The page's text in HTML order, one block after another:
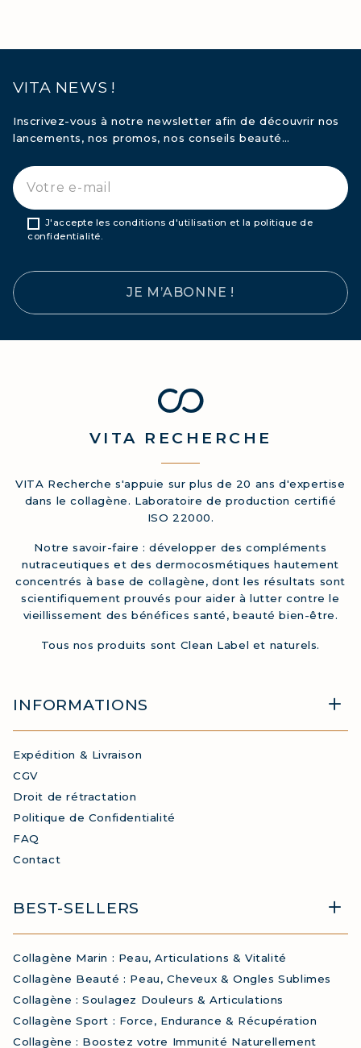
RAFFERMISSEZ VOTRE CORPS
CROISSANCE & FORCE
IMMUNITÉ NATURELLEMENT
VITA NEWS !
Inscrivez-vous à notre newsletter afin de découvrir nos
lancements, nos promos, nos conseils beauté…
J'accepte les conditions d'utilisation et la politique de
confidentialité.
JE M’ABONNE !
VITA RECHERCHE
VITA Recherche s'appuie sur plus de 20 ans d'expertise
dans le collagène. Laboratoire de production certifié
ISO 22000.
Notre savoir-faire : développer des compléments
nutraceutiques et des dermocosmétiques hautement
concentrés à base de collagène, dont les résultats sont
scientifiquement prouvés pour aider à lutter contre le
vieillissement des bénéfices santé, beauté bien-être.
Tous nos produits sont Clean Label et naturels.
INFORMATIONS
Expédition & Livraison
CGV
Droit de rétractation
Politique de Confidentialité
FAQ
Contact
BEST-SELLERS
Collagène Marin : Peau, Articulations & Vitalité
Collagène Beauté : Peau, Cheveux & Ongles Sublimes
Collagène : Soulagez Douleurs & Articulations
Collagène Sport : Force, Endurance & Récupération
Collagène : Boostez votre Immunité Naturellement